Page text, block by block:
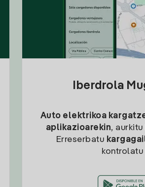
Iberdrola
Auto elektrikoa
aplikazioarekin,
Erreserbatu